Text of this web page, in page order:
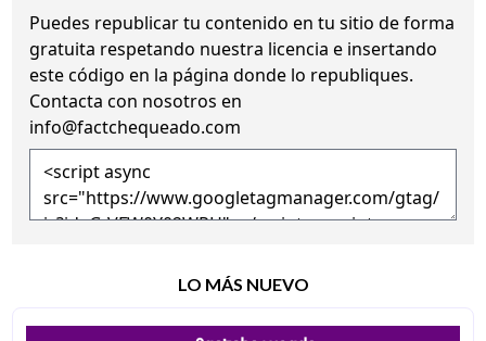
Puedes republicar tu contenido en tu sitio de forma
gratuita respetando nuestra licencia e insertando
este código en la página donde lo republiques.
Contacta con nosotros en
info@factchequeado.com
LO MÁS NUEVO